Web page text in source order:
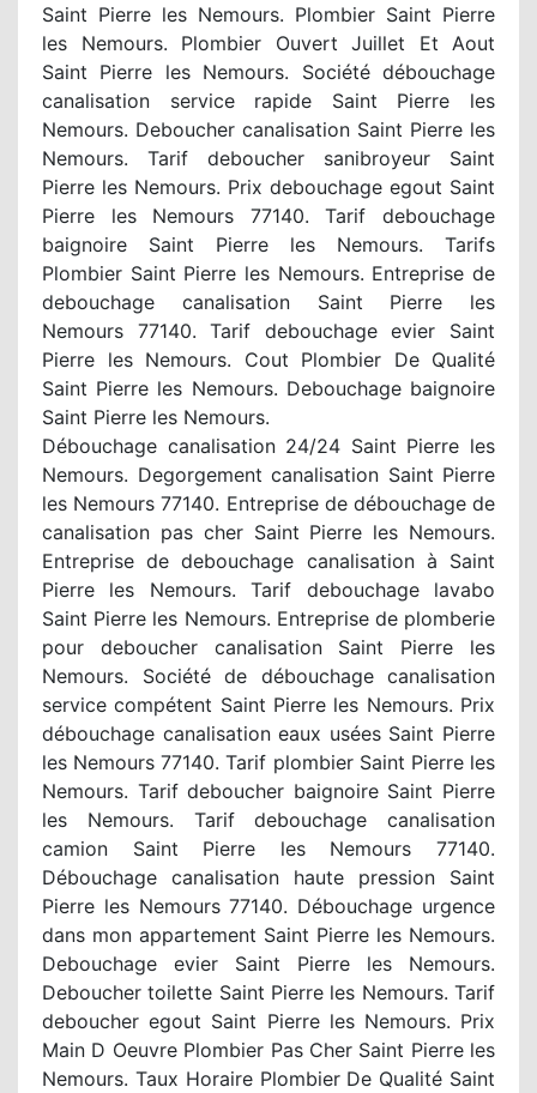
Saint Pierre les Nemours. Plombier Saint Pierre
les Nemours. Plombier Ouvert Juillet Et Aout
Saint Pierre les Nemours. Société débouchage
canalisation service rapide Saint Pierre les
Nemours. Deboucher canalisation Saint Pierre les
Nemours. Tarif deboucher sanibroyeur Saint
Pierre les Nemours. Prix debouchage egout Saint
Pierre les Nemours 77140. Tarif debouchage
baignoire Saint Pierre les Nemours. Tarifs
Plombier Saint Pierre les Nemours. Entreprise de
debouchage canalisation Saint Pierre les
Nemours 77140. Tarif debouchage evier Saint
Pierre les Nemours. Cout Plombier De Qualité
Saint Pierre les Nemours. Debouchage baignoire
Saint Pierre les Nemours.
Débouchage canalisation 24/24 Saint Pierre les
Nemours. Degorgement canalisation Saint Pierre
les Nemours 77140. Entreprise de débouchage de
canalisation pas cher Saint Pierre les Nemours.
Entreprise de debouchage canalisation à Saint
Pierre les Nemours. Tarif debouchage lavabo
Saint Pierre les Nemours. Entreprise de plomberie
pour deboucher canalisation Saint Pierre les
Nemours. Société de débouchage canalisation
service compétent Saint Pierre les Nemours. Prix
débouchage canalisation eaux usées Saint Pierre
les Nemours 77140. Tarif plombier Saint Pierre les
Nemours. Tarif deboucher baignoire Saint Pierre
les Nemours. Tarif debouchage canalisation
camion Saint Pierre les Nemours 77140.
Débouchage canalisation haute pression Saint
Pierre les Nemours 77140. Débouchage urgence
dans mon appartement Saint Pierre les Nemours.
Debouchage evier Saint Pierre les Nemours.
Deboucher toilette Saint Pierre les Nemours. Tarif
deboucher egout Saint Pierre les Nemours. Prix
Main D Oeuvre Plombier Pas Cher Saint Pierre les
Nemours. Taux Horaire Plombier De Qualité Saint